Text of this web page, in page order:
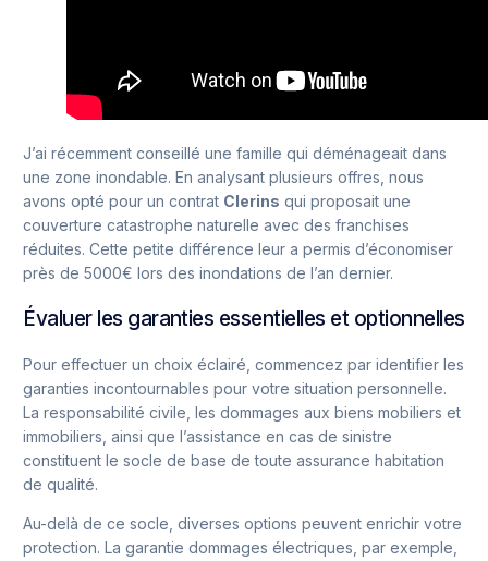
J’ai récemment conseillé une famille qui déménageait dans
une zone inondable. En analysant plusieurs offres, nous
avons opté pour un contrat Clerins qui proposait une
couverture catastrophe naturelle avec des franchises
réduites. Cette petite différence leur a permis d’économiser
près de 5000€ lors des inondations de l’an dernier.
Évaluer les garanties essentielles et optionnelles
Pour effectuer un choix éclairé, commencez par identifier les
garanties incontournables pour votre situation personnelle.
La responsabilité civile, les dommages aux biens mobiliers et
immobiliers, ainsi que l’assistance en cas de sinistre
constituent le socle de base de toute assurance habitation
de qualité.
Au-delà de ce socle, diverses options peuvent enrichir votre
protection. La garantie dommages électriques, par exemple,